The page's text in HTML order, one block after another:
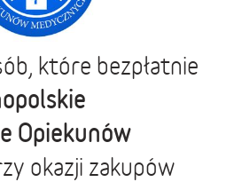
które bezpłatnie
Opiekunów
okazji zakupów